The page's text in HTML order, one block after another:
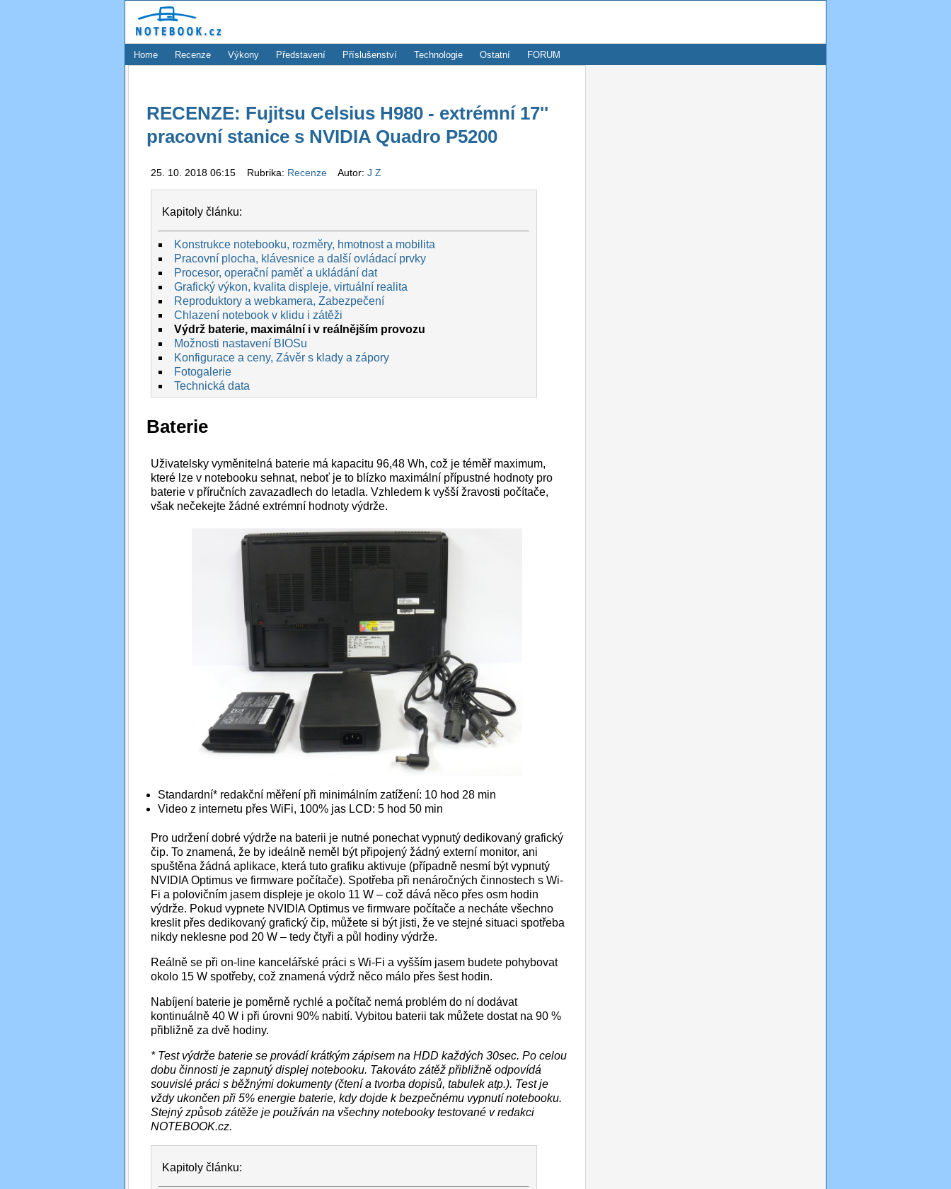
Home Recenze Výkony Představení Příslušenství Technologie Ostatní FORUM
RECENZE: Fujitsu Celsius H980 - extrémní 17''
pracovní stanice s NVIDIA Quadro P5200
25. 10. 2018 06:15 Rubrika: Recenze Autor: J Z
Kapitoly článku:
Konstrukce notebooku, rozměry, hmotnost a mobilita
Pracovní plocha, klávesnice a další ovládací prvky
Procesor, operační paměť a ukládání dat
Grafický výkon, kvalita displeje, virtuální realita
Reproduktory a webkamera, Zabezpečení
Chlazení notebook v klidu i zátěži
Výdrž baterie, maximální i v reálnějším provozu
Možnosti nastavení BIOSu
Konfigurace a ceny, Závěr s klady a zápory
Fotogalerie
Technická data
Baterie
Uživatelsky vyměnitelná baterie má kapacitu 96,48 Wh, což je téměř maximum,
které lze v notebooku sehnat, neboť je to blízko maximální přípustné hodnoty pro
baterie v příručních zavazadlech do letadla. Vzhledem k vyšší žravosti počítače,
však nečekejte žádné extrémní hodnoty výdrže.
Standardní* redakční měření při minimálním zatížení: 10 hod 28 min
Video z internetu přes WiFi, 100% jas LCD: 5 hod 50 min
Pro udržení dobré výdrže na baterii je nutné ponechat vypnutý dedikovaný grafický
čip. To znamená, že by ideálně neměl být připojený žádný externí monitor, ani
spuštěna žádná aplikace, která tuto grafiku aktivuje (případně nesmí být vypnutý
NVIDIA Optimus ve firmware počítače). Spotřeba při nenáročných činnostech s Wi-
Fi a polovičním jasem displeje je okolo 11 W – což dává něco přes osm hodin
výdrže. Pokud vypnete NVIDIA Optimus ve firmware počítače a necháte všechno
kreslit přes dedikovaný grafický čip, můžete si být jisti, že ve stejné situaci spotřeba
nikdy neklesne pod 20 W – tedy čtyři a půl hodiny výdrže.
Reálně se při on-line kancelářské práci s Wi-Fi a vyšším jasem budete pohybovat
okolo 15 W spotřeby, což znamená výdrž něco málo přes šest hodin.
Nabíjení baterie je poměrně rychlé a počítač nemá problém do ní dodávat
kontinuálně 40 W i při úrovni 90% nabití. Vybitou baterii tak můžete dostat na 90 %
přibližně za dvě hodiny.
* Test výdrže baterie se provádí krátkým zápisem na HDD každých 30sec. Po celou
dobu činnosti je zapnutý displej notebooku. Takováto zátěž přibližně odpovídá
souvislé práci s běžnými dokumenty (čtení a tvorba dopisů, tabulek atp.). Test je
vždy ukončen při 5% energie baterie, kdy dojde k bezpečnému vypnutí notebooku.
Stejný způsob zátěže je používán na všechny notebooky testované v redakci
NOTEBOOK.cz.
Kapitoly článku: